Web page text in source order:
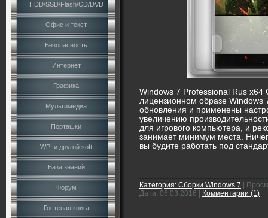
HDD/SSD/Flash/CD/DVD
Офис и текст
Безопасность
Интернет
Графика
Мультимедиа
Порташки
WPI и другой soft
База знаний
Форум
Гостевая книга
Windows 7 Professional Rus x64
лицензионном образе Windows
обновления и применены
увеличению
для игрового компьютера, и
занимает минимум места.
вы будите работать под
Категория: Сборки Windows 7
Дата: 06.03.2016 Комментарии (1)